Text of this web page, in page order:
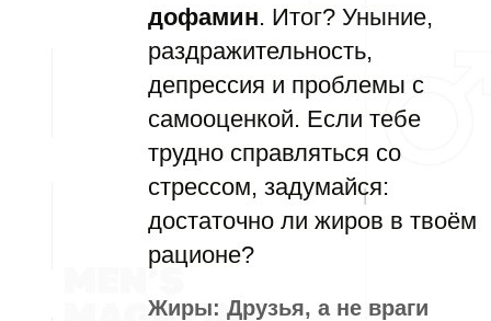
дофамин. Итог? Уныние,
раздражительность,
депрессия и проблемы с
самооценкой. Если тебе
трудно справляться со
стрессом, задумайся:
достаточно ли жиров в твоём
рационе?
Жиры: Друзья, а не враги